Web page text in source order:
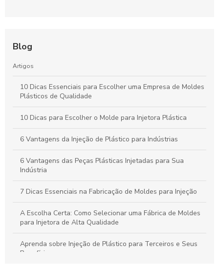
Blog
Artigos
10 Dicas Essenciais para Escolher uma Empresa de Moldes
Plásticos de Qualidade
10 Dicas para Escolher o Molde para Injetora Plástica
6 Vantagens da Injeção de Plástico para Indústrias
6 Vantagens das Peças Plásticas Injetadas para Sua
Indústria
7 Dicas Essenciais na Fabricação de Moldes para Injeção
A Escolha Certa: Como Selecionar uma Fábrica de Moldes
para Injetora de Alta Qualidade
Aprenda sobre Injeção de Plástico para Terceiros e Seus
Benefícios